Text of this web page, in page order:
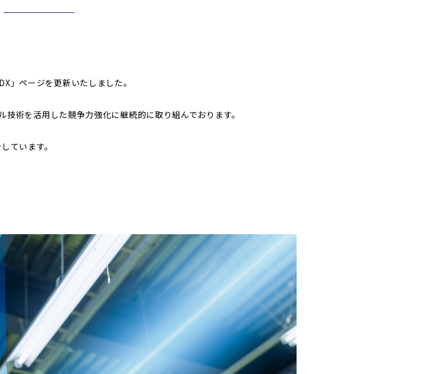
」ページを更新いたしました。
術を活用した競争力強化に継続的に取り組んでおります。
ています。